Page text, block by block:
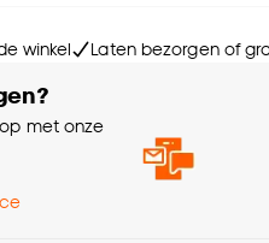
winkel Laten bezorgen of
met onze